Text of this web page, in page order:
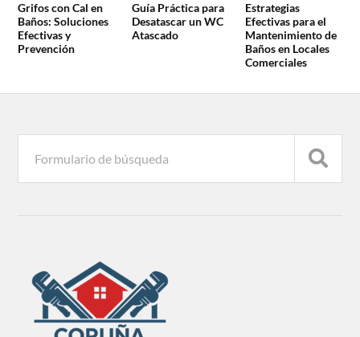
Grifos con Cal en
Baños: Soluciones
Efectivas y
Prevención
Guía Práctica para
Desatascar un WC
Atascado
Estrategias
Efectivas para el
Mantenimiento de
Baños en Locales
Comerciales